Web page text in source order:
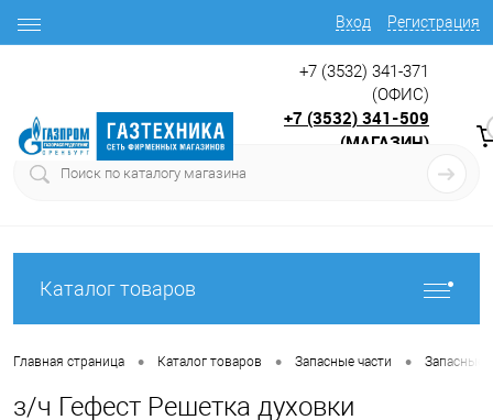
Вход Регистрация
+7 (3532) 341-371
(ОФИС)
+7 (3532) 341-509
(МАГАЗИН)
Каталог товаров
Главная страница • Каталог товаров • Запасные части • Запасные
з/ч Гефест Решетка духовки